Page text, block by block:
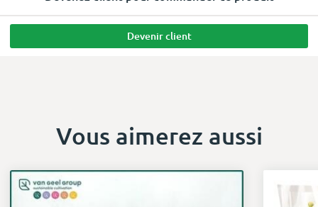
Devenir client
Vous aimerez aussi